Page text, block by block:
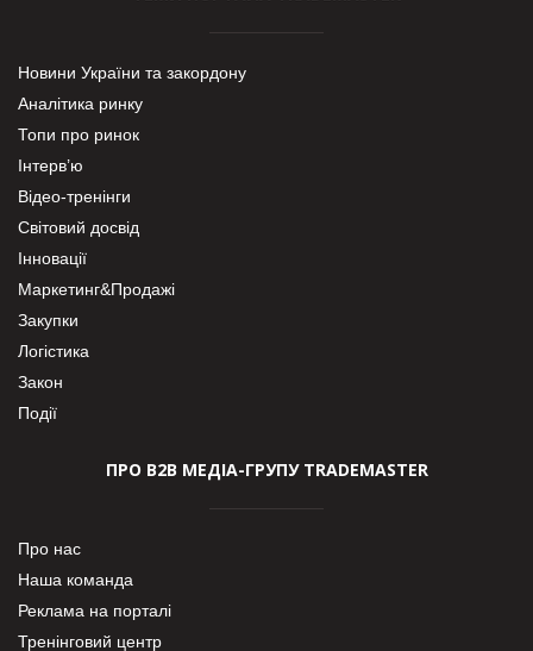
Новини України та закордону
Аналітика ринку
Топи про ринок
Інтерв’ю
Відео-тренінги
Світовий досвід
Інновації
Маркетинг&Продажі
Закупки
Логістика
Закон
Події
ПРО В2В МЕДІА-ГРУПУ TRADEMASTER
Про нас
Наша команда
Реклама на порталі
Тренінговий центр